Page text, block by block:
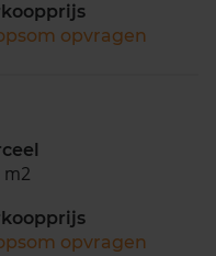
opvragen
m2
opvragen